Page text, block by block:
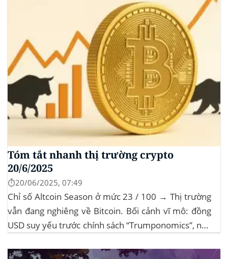
Tóm tắt nhanh thị trường crypto
20/6/2025
⏱️20/06/2025, 07:49
Chỉ số Altcoin Season ở mức 23 / 100 → Thị trường
vẫn đang nghiêng về Bitcoin. Bối cảnh vĩ mô: đồng
USD suy yếu trước chính sách “Trumponomics”, nhà
Sự kiện Chi tiết Hack 100 triệu USD...